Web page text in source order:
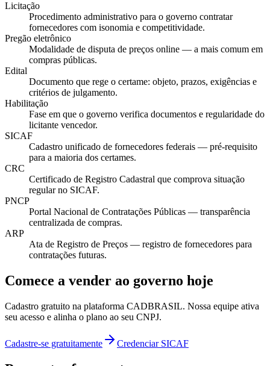
Licitação
Procedimento administrativo para o governo contratar
fornecedores com isonomia e competitividade.
Pregão eletrônico
Modalidade de disputa de preços online — a mais comum em
compras públicas.
Edital
Documento que rege o certame: objeto, prazos, exigências e
critérios de julgamento.
Habilitação
Fase em que o governo verifica documentos e regularidade do
licitante vencedor.
SICAF
Cadastro unificado de fornecedores federais — pré-requisito
para a maioria dos certames.
CRC
Certificado de Registro Cadastral que comprova situação
regular no SICAF.
PNCP
Portal Nacional de Contratações Públicas — transparência
centralizada de compras.
ARP
Ata de Registro de Preços — registro de fornecedores para
contratações futuras.
Comece a vender ao governo hoje
Cadastro gratuito na plataforma CADBRASIL. Nossa equipe ativa
seu acesso e alinha o plano ao seu CNPJ.
Cadastre-se gratuitamente Credenciar SICAF